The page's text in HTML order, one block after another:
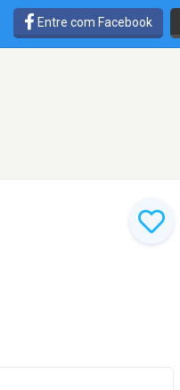
Entre com Facebook